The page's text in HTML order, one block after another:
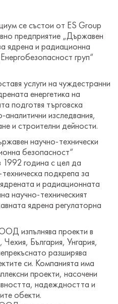
се състои от ES Group
предприятие „Държавен
ядрена и радиационна
груп“
услуги на чуждестранни
енергетика на
подготвя търговска
изследвания,
и строителни дейности.
научно-технически
безопасност“
година с цел да
подкрепа за
и радиационната
научно-техническият
ядрена регулаторна
изпълнява проекти в
Чехия, България, Унгария,
разширява
си. Компанията има
проекти, насочени
надеждността и
обекти.